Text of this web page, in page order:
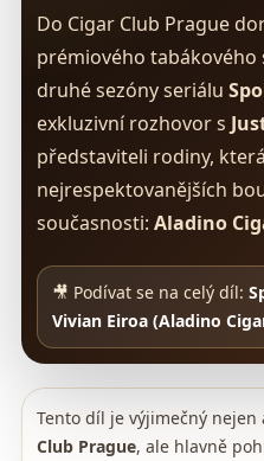
Do Cigar Club Prague
prémiového tabákového
druhé sezóny seriálu
exkluzivní rozhovor s
představiteli rodiny,
nejrespektovanějších
současnosti: Aladino
🎥 Podívat se na celý díl:
Vivian Eiroa (Aladino
Tento díl je výjimečný
Club Prague, ale hlavně